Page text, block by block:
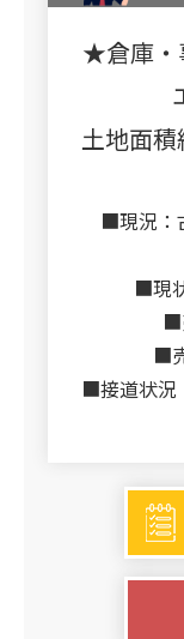
★倉庫・
土地面
■現況：
■現
■
■
■接道状況